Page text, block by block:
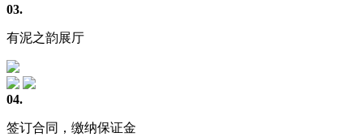
03.
有泥之韵展厅
04.
签订合同，缴纳保证金